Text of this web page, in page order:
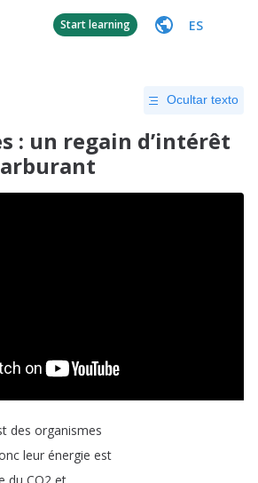
Start learning ES
Ocultar texto
: un regain d’intérêt
des organismes
leur énergie est